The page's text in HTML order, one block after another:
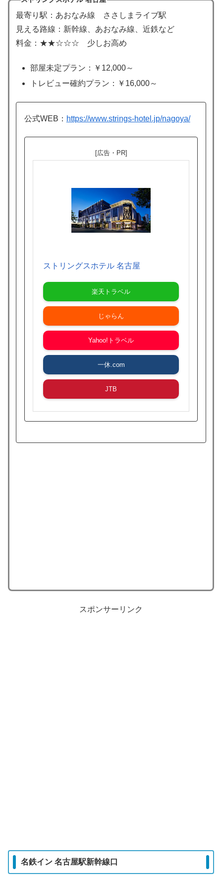
最寄り駅：あおなみ線 ささしまライブ駅
見える路線：新幹線、あおなみ線、近鉄など
料金：★★☆☆☆ 少しお高め
部屋未定プラン：￥12,000～
トレビュー確約プラン：￥16,000～
公式WEB： https://www.strings-hotel.jp/nagoya/
[広告・PR]
ストリングスホテル 名古屋
楽天トラベル
じゃらん
Yahoo!トラベル
一休.com
JTB
スポンサーリンク
名鉄イン 名古屋駅新幹線口